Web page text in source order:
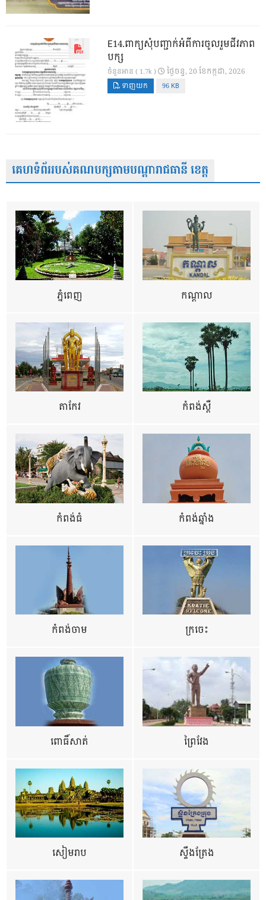
E14.ពាក្យសុំបញ្ជាក់អំពីការចូលរួមជីវភាព
បក្ស
ចំនួនអាន ( 1.7k ) ថ្ងៃ​ចន្ទ, 20 ខែ​កក្កដា, 2026
ទាញយក 96 KB
គេហទំព័ររបស់គណបក្សតាមបណ្តារាជធានី ខេត្ត
ភ្នំពេញ កណ្តាល
តាកែវ កំពង់ស្ពឺ
កំពង់ធំ កំពង់ឆ្នាំង
កំពង់ចាម ក្រចេះ
ពោធិ៍សាត់ ព្រៃវែង
សៀមរាប ស្ទឹងត្រែង